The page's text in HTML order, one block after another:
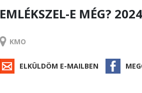
EMLÉKSZEL-E MÉG? 2024
KMO
ELKÜLDÖM E-MAILBEN